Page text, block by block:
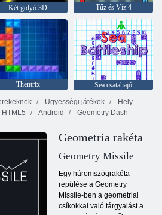
Két golyó 3D Tűz és Víz 4
Thentrix
Sea csatahajó
Ügyességi játékok
Hely
HTML5 Android Geometry Dash
Geometria rakéta
Geometry Missile
Egy háromszögrakéta
repülése a Geometry
Missile-ben a geometriai
csíkokkal való tárgyalást a